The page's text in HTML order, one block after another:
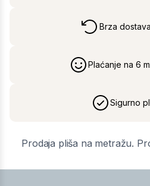
Brza
Plaćanje na 6
Sigurno
Prodaja pliša na metražu.